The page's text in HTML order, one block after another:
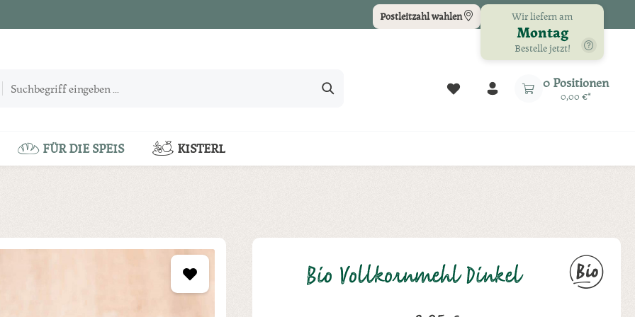
Postleitzahl wählen Wir liefern am
Montag
Bestelle jetzt!
Du hast 0 Produkte auf dem
0 Positionen
0,00 €*
FÜR DIE SPEIS KISTERL
Bio Vollkornmehl Dinkel